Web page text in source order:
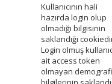
Kullanıcının hali
hazırda login olup
olmadığı bilgisinin
saklandığı
Login olmuş
ait access token
olmayan